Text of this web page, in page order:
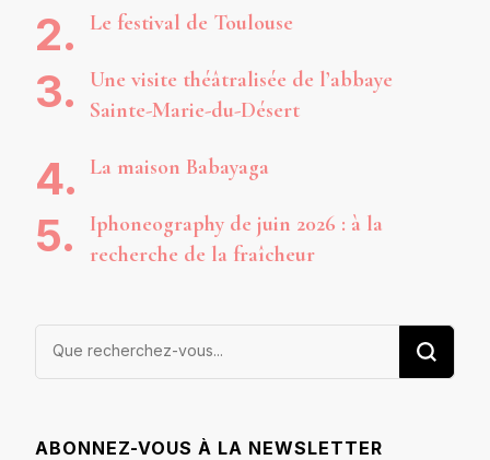
Le festival de Toulouse
Une visite théâtralisée de l’abbaye
Sainte-Marie-du-Désert
La maison Babayaga
Iphoneography de juin 2026 : à la
recherche de la fraîcheur
Vous
ABONNEZ-VOUS À LA NEWSLETTER